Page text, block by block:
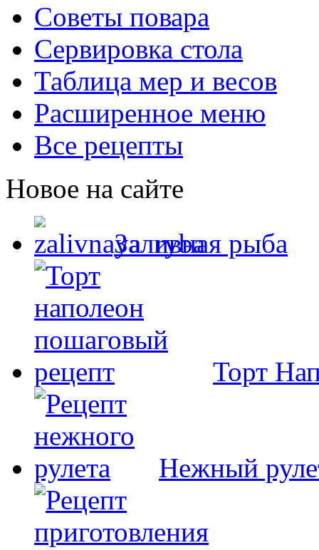
Советы повара
Сервировка стола
Таблица мер и весов
Расширенное меню
Все рецепты
Новое на сайте
Заливная рыба
Торт
Нежный